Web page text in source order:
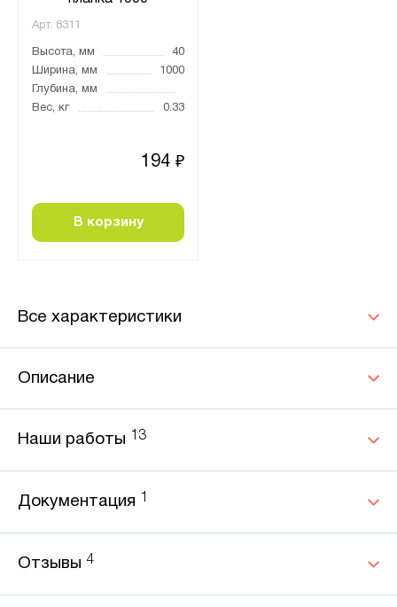
Арт. 8311
Высота, мм
40
Ширина, мм
1000
Глубина, мм
Вес, кг
0.33
194 ₽
В корзину
Все характеристики
Описание
Наши работы 13
Документация
Отзывы 4